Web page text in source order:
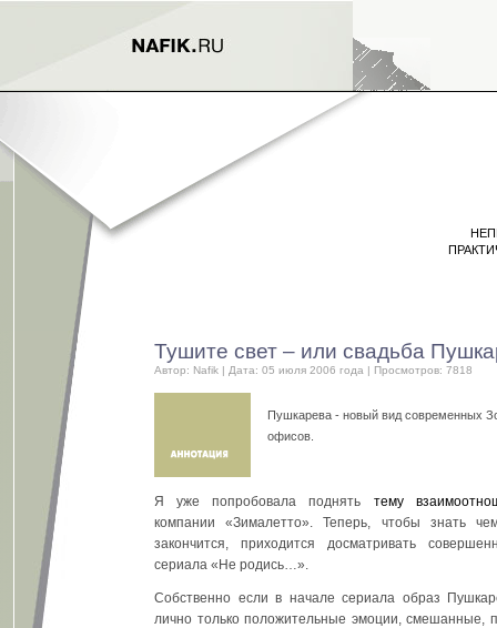
Тушите свет – или свадьба
Автор: Nafik | Дата: 05 июля 2006 года | Просмотров: 7818
Пушкарева - новый вид современных
офисов.
Я уже попробовала поднять тему
компании «Зималетто». Теперь, чтобы знать
закончится, приходится досматривать
сериала «Не родись…».
Собственно если в начале сериала образ
лично только положительные эмоции, смешанные,